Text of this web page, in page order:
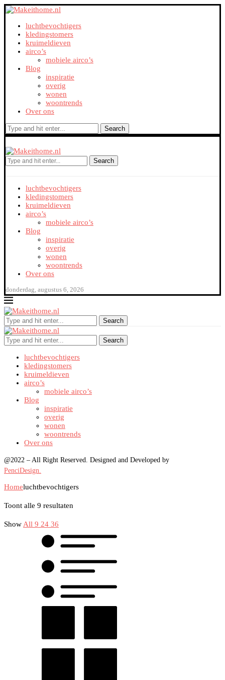
luchtbevochtigers
kledingstomers
kruimeldieven
airco’s
mobiele airco’s
Blog
inspiratie
overig
wonen
woontrends
Over ons
Search
Search
luchtbevochtigers
kledingstomers
kruimeldieven
airco’s
mobiele airco’s
Blog
inspiratie
overig
wonen
woontrends
Over ons
donderdag, augustus 6, 2026
Search
Search
luchtbevochtigers
kledingstomers
kruimeldieven
airco’s
mobiele airco’s
Blog
inspiratie
overig
wonen
woontrends
Over ons
@2022 – All Right Reserved. Designed and Developed by
PenciDesign.
Homeluchtbevochtigers
Toont alle 9 resultaten
Show All 9 24 36